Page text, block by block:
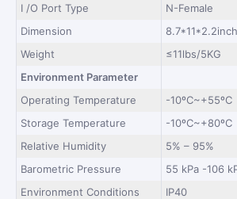
I /O Port Type
N-Female
Dimension
Weight
≤11lbs/5KG
Environment Parameter
Operating Temperature
-10ºC~+55ºC
Storage Temperature
-10ºC~+80ºC
Relative Humidity
5% – 95%
Barometric Pressure
55 kPa -106
Environment Conditions
IP40